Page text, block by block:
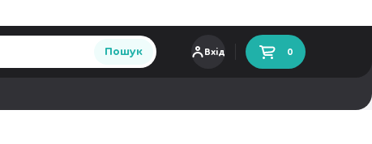
Пошук Вхід 0